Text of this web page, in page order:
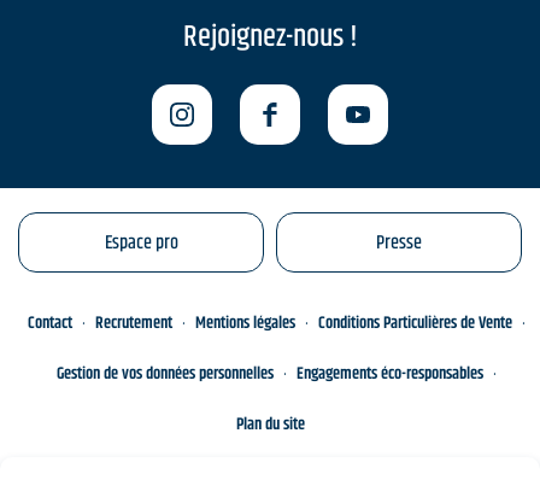
Rejoignez-nous !
Espace pro Presse
Contact Recrutement Mentions légales
Conditions Particulières de Vente
Gestion de vos données personnelles
Engagements éco-responsables
Plan du site